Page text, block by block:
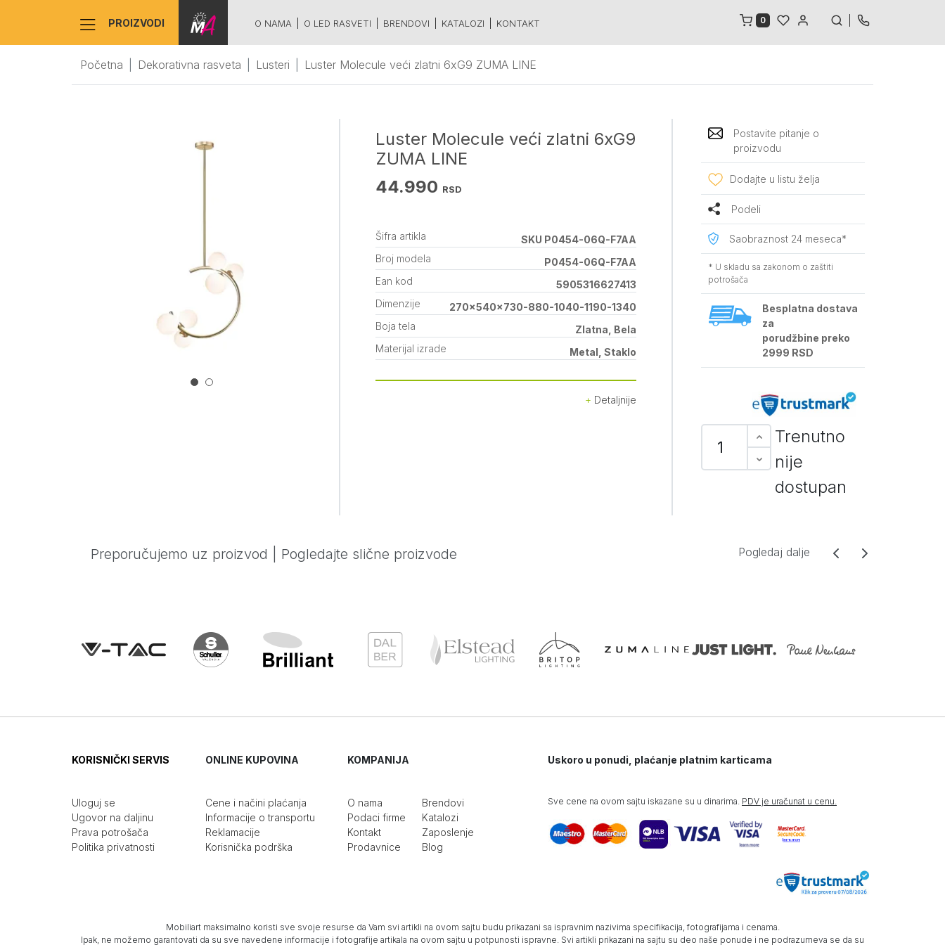
PROIZVODI O NAMA O LED RASVETI BRENDOVI KATALOZI KONTAKT 0
Početna Dekorativna rasveta Lusteri Luster Molecule veći zlatni 6xG9 ZUMA LINE
Luster Molecule veći zlatni 6xG9
ZUMA LINE
44.990 RSD
Šifra artikla
SKU P0454-06Q-F7AA
Broj modela
P0454-06Q-F7AA
Ean kod
5905316627413
Dimenzije
270x540x730-880-1040-1190-1340
Boja tela
Zlatna, Bela
Materijal izrade
Metal, Staklo
Detaljnije
Postavite pitanje o
proizvodu
Dodajte u listu želja
Podeli
Saobraznost 24 meseca*
* U skladu sa zakonom o zaštiti
potrošača
Besplatna dostava
za
porudžbine preko
2999 RSD
Trenutno
nije
dostupan
Preporučujemo uz proizvod Pogledajte slične proizvode Pogledaj dalje
KORISNIČKI SERVIS
Uloguj se
Ugovor na daljinu
Prava potrošača
Politika privatnosti
ONLINE KUPOVINA
Cene i načini plaćanja
Informacije o transportu
Reklamacije
Korisnička podrška
KOMPANIJA
O nama
Podaci firme
Kontakt
Prodavnice
Brendovi
Katalozi
Zaposlenje
Blog
Uskoro u ponudi, plaćanje platnim karticama
Sve cene na ovom sajtu iskazane su u dinarima. PDV je uračunat u cenu.
Mobiliart maksimalno koristi sve svoje resurse da Vam svi artikli na ovom sajtu budu prikazani sa ispravnim nazivima specifikacija, fotografijama i cenama.
Ipak, ne možemo garantovati da su sve navedene informacije i fotografije artikala na ovom sajtu u potpunosti ispravne. Svi artikli prikazani na sajtu su deo naše ponude i ne podrazumeva se da su